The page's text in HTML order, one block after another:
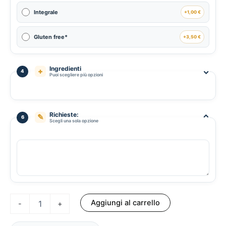
Integrale +1,00 €
Gluten free* +3,50 €
4 + Ingredienti
Puoi scegliere più opzioni ⌃
6 ✎ Richieste:
Scegli una sola opzione ⌃
- + Aggiungi al carrello